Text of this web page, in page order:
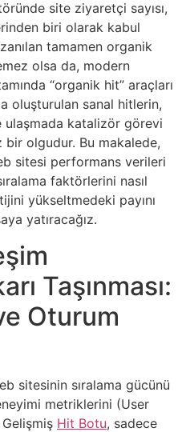
site ziyaretçi sayısı,
biri olarak kabul
tamamen organik
olsa da, modern
“organik hit” araçları
oluşturulan sanal hitlerin,
ulaşmada katalizör görevi
olgudur. Bu makalede,
sitesi performans verileri
faktörlerini nasıl
yükseltmedeki payını
yatıracağız.
Taşınması:
Oturum
sitesinin sıralama gücünü
metriklerini (User
Hit Botu, sadece